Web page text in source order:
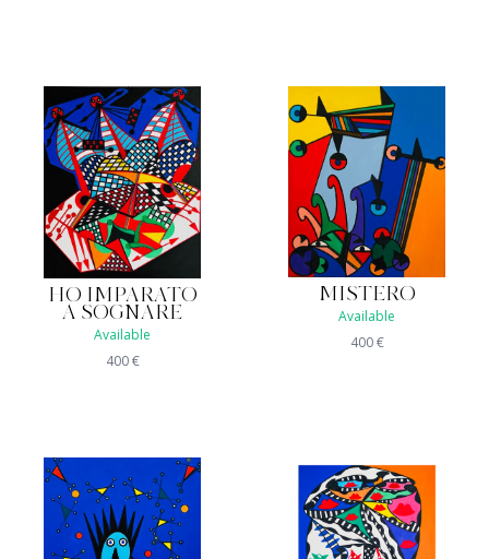
HO IMPARATO
A SOGNARE
Available
400€
MISTERO
Available
400€